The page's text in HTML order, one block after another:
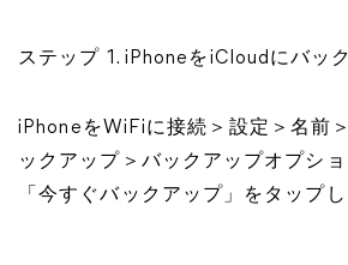
ステップ 1. iPhoneをiCloudにバッ
iPhoneをWiFiに接続＞設定＞名前
ックアップ＞バックアップオプショ
「今すぐバックアップ」をタップし